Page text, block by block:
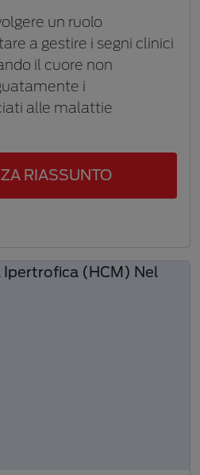
un ruolo
a gestire i segni clinici
il cuore non
i
alle malattie
RIASSUNTO